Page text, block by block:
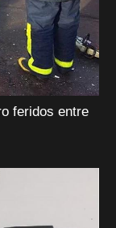
feridos entre